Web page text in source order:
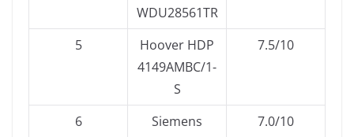
WDU28561TR
5
Hoover HDP
4149AMBC/1-
S
7.5/10
6
Siemens
7.0/10